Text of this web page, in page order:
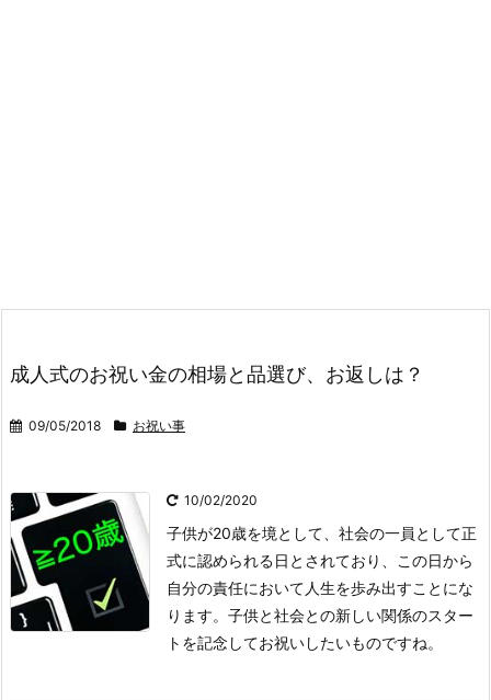
成人式のお祝い金の相場と品選び、お返しは？
09/05/2018 お祝い事
10/02/2020
子供が20歳を境として、社会の一員として正
式に認められる日とされており、この日から
自分の責任において人生を歩み出すことにな
ります。子供と社会との新しい関係のスター
トを記念してお祝いしたいものですね。